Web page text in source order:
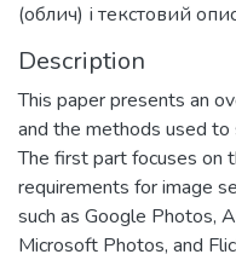
(облич) і текстовий
Description
This paper presents an
and the methods used
The first part focuses on
requirements for image
such as Google Photos,
Microsoft Photos, and